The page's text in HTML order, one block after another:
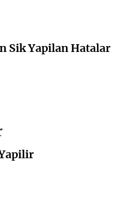
Sik Yapilan Hatalar